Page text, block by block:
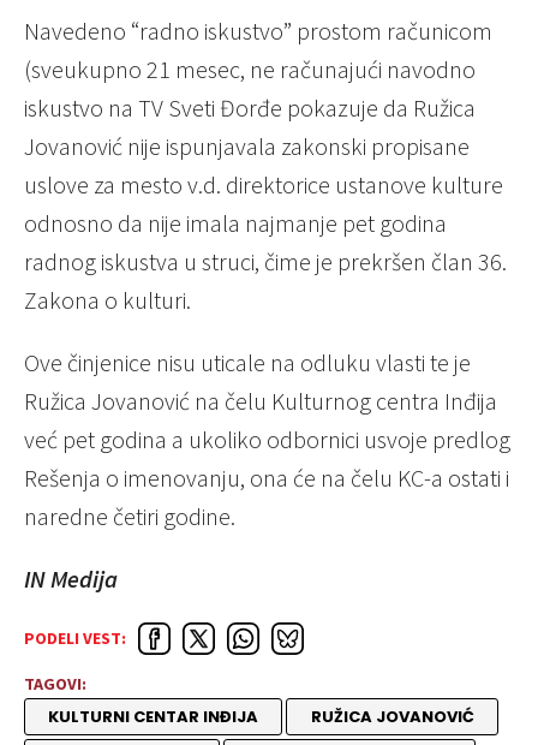
Navedeno “radno iskustvo” prostom računicom
(sveukupno 21 mesec, ne računajući navodno
iskustvo na TV Sveti Đorđe pokazuje da Ružica
Jovanović nije ispunjavala zakonski propisane
uslove za mesto v.d. direktorice ustanove kulture
odnosno da nije imala najmanje pet godina
radnog iskustva u struci, čime je prekršen član 36.
Zakona o kulturi.
Ove činjenice nisu uticale na odluku vlasti te je
Ružica Jovanović na čelu Kulturnog centra Inđija
već pet godina a ukoliko odbornici usvoje predlog
Rešenja o imenovanju, ona će na čelu KC-a ostati i
naredne četiri godine.
IN Medija
PODELI VEST:
TAGOVI:
KULTURNI CENTAR INĐIJA
RUŽICA JOVANOVIĆ